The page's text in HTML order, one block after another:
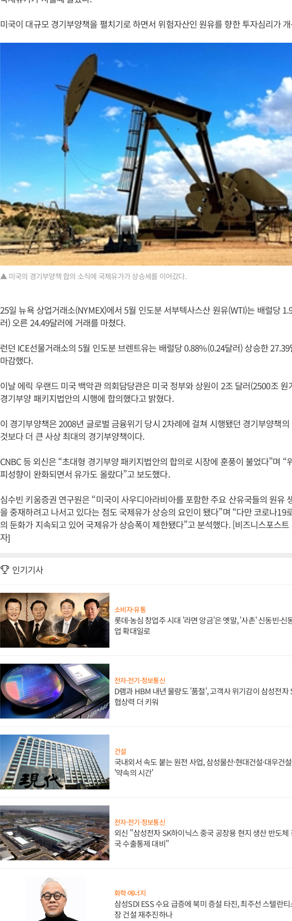
미국이 대규모 경기부양책을 펼치기로 하면서 위험자산인 원유를 향한 투자심리가
▲ 미국의 경기부양책 합의 소식에 국제유가가 상승세를 이어갔다.
25일 뉴욕 상업거래소(NYMEX)에서 5월 인도분 서부텍사스산 원유(WTI)는 배럴당
러) 오른 24.49달러에 거래를 마쳤다.
런던 ICE선물거래소의 5월 인도분 브렌트유는 배럴당 0.88%(0.24달러) 상승한
마감했다.
이날 에릭 우랜드 미국 백악관 의회담당관은 미국 정부와 상원이 2조 달러(2500조 원
경기부양 패키지법안의 시행에 합의했다고 밝혔다.
이 경기부양책은 2008년 글로벌 금융위기 당시 2차례에 걸쳐 시행됐던 경기부양책의
것보다 더 큰 사상 최대의 경기부양책이다.
CNBC 등 외신은 “초대형 경기부양 패키지법안의 합의로 시장에 훈풍이 불었다”며 “
피성향이 완화되면서 유가도 올랐다”고 보도했다.
심수빈 키움증권 연구원은 “미국이 사우디아라비아를 포함한 주요 산유국들의 원유
을 중재하려고 나서고 있다는 점도 국제유가 상승의 요인이 됐다”며 “다만 코로나19
의 둔화가 지속되고 있어 국제유가 상승폭이 제한됐다”고 분석했다. [비즈니스포스트
자]
인기기사
소비자·유통
롯데·농심 창업주 시대 '라면 앙금'은 옛말, '사촌' 신동빈·신
업 확대일로
전자·전기·정보통신
D램과 HBM 내년 물량도 '품절', 고객사 위기감이 삼성전자
협상력 더 키워
건설
국내외서 속도 붙는 원전 사업, 삼성물산·현대건설·대우건
'약속의 시간'
전자·전기·정보통신
외신 "삼성전자 SK하이닉스 중국 공장용 현지 생산 반도체
국 수출통제 대비"
화학·에너지
삼성SDI ESS 수요 급증에 북미 증설 타진, 최주선 스텔란티
장 건설 재추진하나